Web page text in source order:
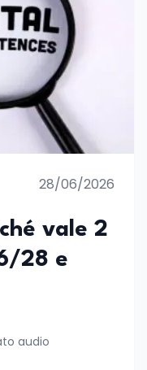
28/06/2026
vale 2
28 e
audio